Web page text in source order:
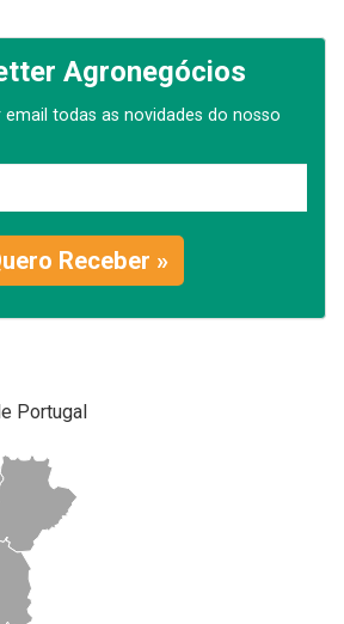
Agronegócios
email todas as novidades do nosso
Receber »
Portugal